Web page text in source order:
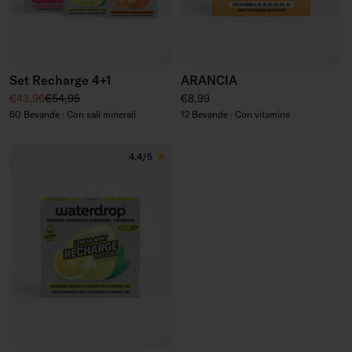
Set Recharge 4+1
Prezzo di vendita
€43,96Prezzo regolare
€54,95
60 Bevande · Con sali minerali
ARANCIA
Prezzo regolare
€8,99
12 Bevande · Con vitamine
4.4/5